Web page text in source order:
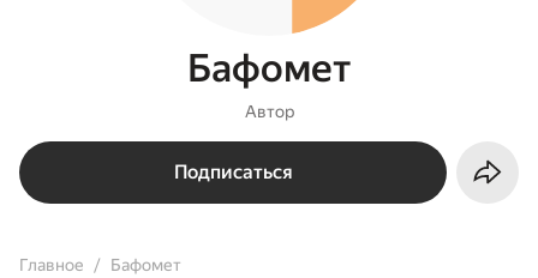
Бафомет
Автор
Подписаться
Главное Бафомет